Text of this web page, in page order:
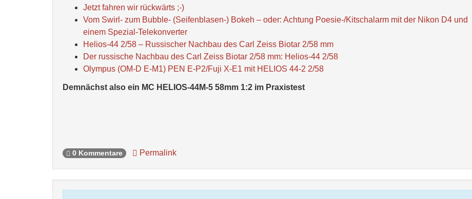
Jetzt fahren wir rückwärts ;-)
Vom Swirl- zum Bubble- (Seifenblasen-) Bokeh – oder: Achtung Poesie-/Kitschalarm mit der Nikon D4 und
einem Spezial-Telekonverter
Helios-44 2/58 – Russischer Nachbau des Carl Zeiss Biotar 2/58 mm
Der russische Nachbau des Carl Zeiss Biotar 2/58 mm: Helios-44 2/58
Olympus (OM-D E-M1) PEN E-P2/Fuji X-E1 mit HELIOS 44-2 2/58
Demnächst also ein MC HELIOS-44M-5 58mm 1:2 im Praxistest
0 Kommentare Permalink